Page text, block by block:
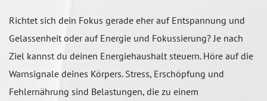
Richtet sich dein Fokus gerade eher auf Entspannung und
Gelassenheit oder auf Energie und Fokussierung? Je nach
Ziel kannst du deinen Energiehaushalt steuern. Höre auf die
Warnsignale deines Körpers. Stress, Erschöpfung und
Fehlernährung sind Belastungen, die zu einem